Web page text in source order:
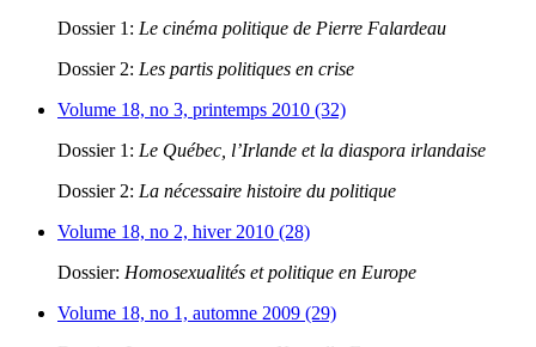
Dossier 1: Le cinéma politique de Pierre Falardeau
Dossier 2: Les partis politiques en crise
Volume 18, no 3, printemps 2010 (32)
Dossier 1: Le Québec, l’Irlande et la diaspora irlandaise
Dossier 2: La nécessaire histoire du politique
Volume 18, no 2, hiver 2010 (28)
Dossier: Homosexualités et politique en Europe
Volume 18, no 1, automne 2009 (29)